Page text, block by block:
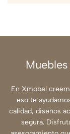
En Xmobel
eso te
calidad, diseños
segura.